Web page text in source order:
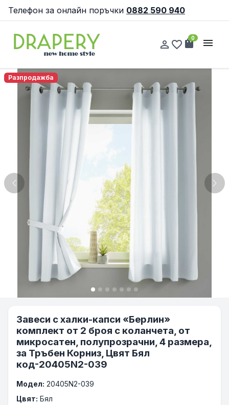
Телефон за онлайн поръчки 0882 590 940
person_outline favorite_border shopping_bag
0 menu
Разпродажба
Previous
Завеси с халки-капси «Берлин»
комплект от 2 броя с коланчета, от
микросатен, полупрозрачни, 4 размера,
за Тръбен Корниз, Цвят Бял
код-20405N2-039
Модел: 20405N2-039
Цвят: Бял